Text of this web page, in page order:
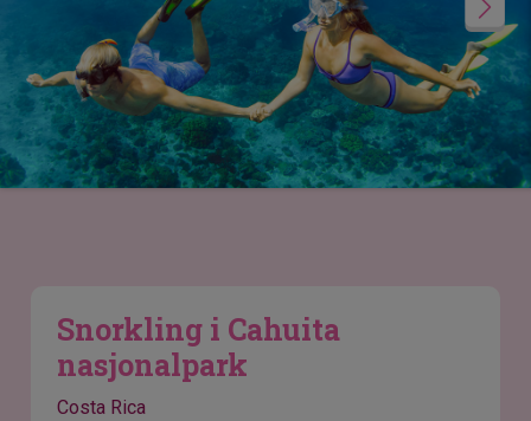
Snorkling i Cahuita
nasjonalpark
Costa Rica